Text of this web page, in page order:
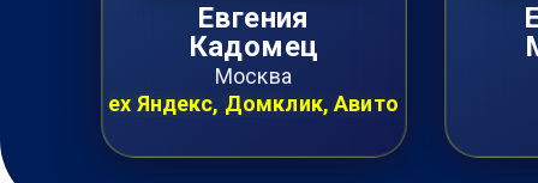
Евгения
Кадомец
Москва
ex Яндекс, Домклик, Авито